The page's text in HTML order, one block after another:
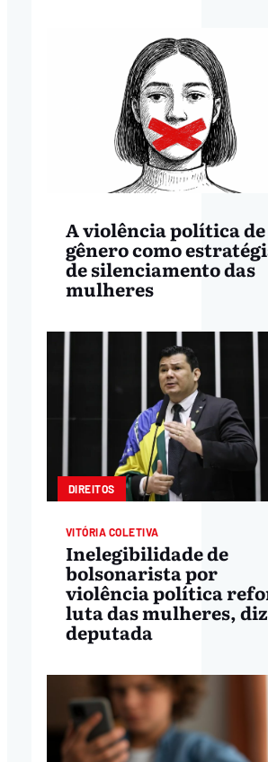
A violência política de
gênero como
de silenciamento das
mulheres
DIREITOS
VITÓRIA COLETIVA
Inelegibilidade de
bolsonarista por
violência política
luta das mulheres, diz
deputada